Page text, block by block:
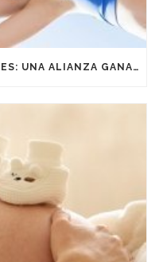
SONRISAS SANAS Y DEPORTES: UNA ALIANZA GANADORA